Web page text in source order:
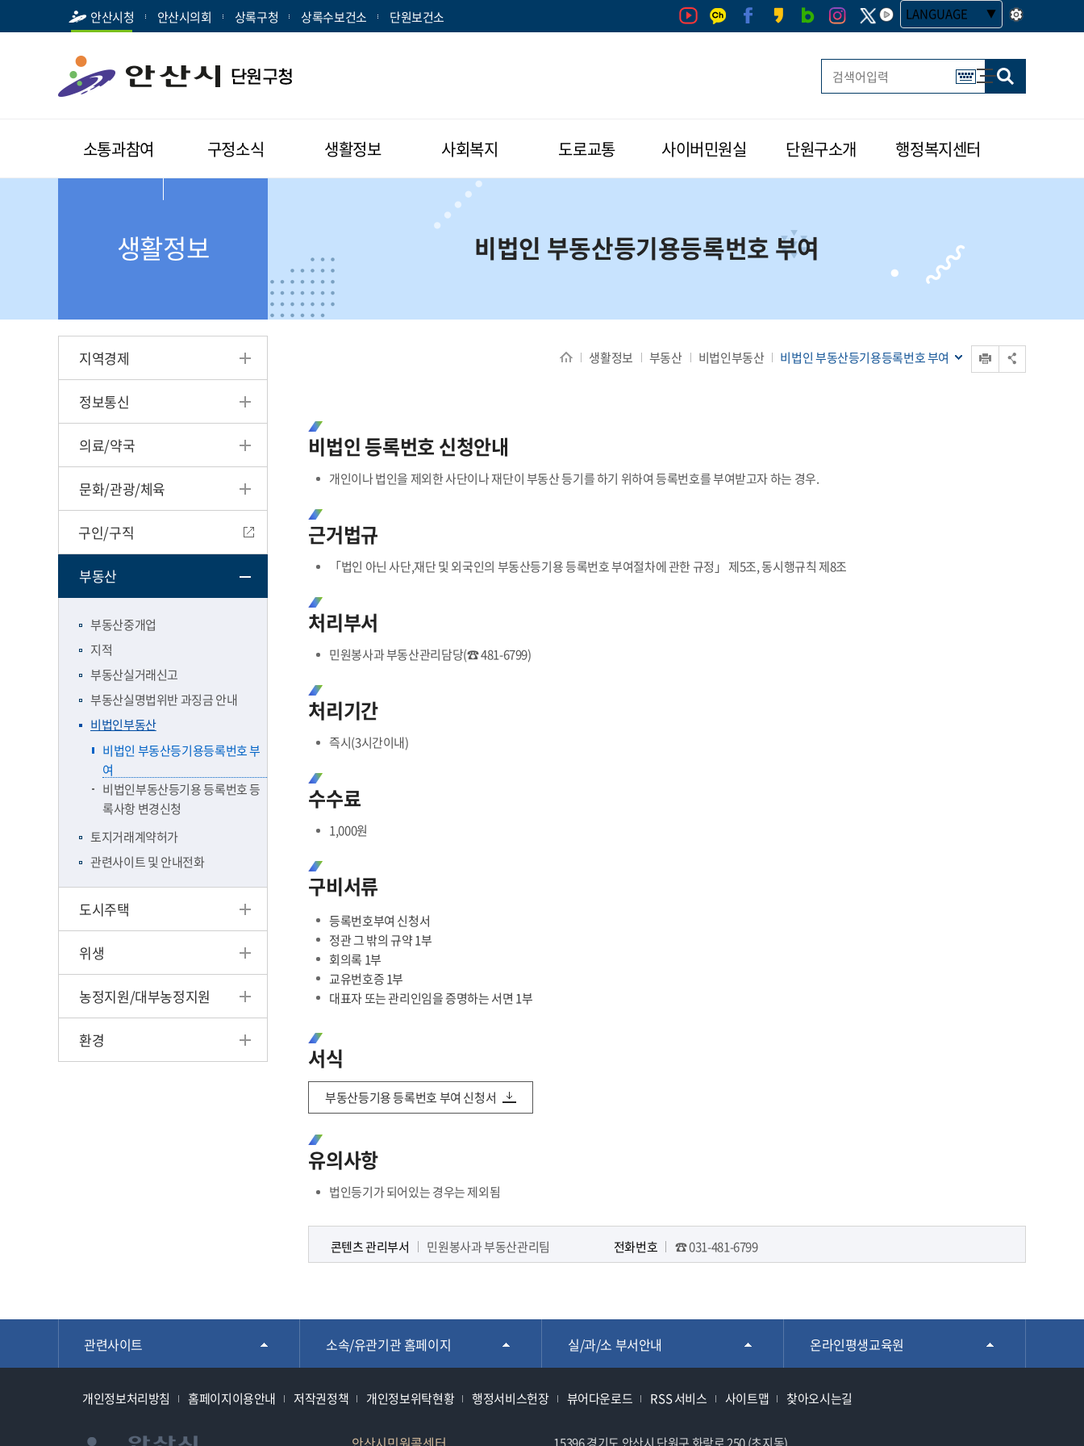
안산시청 안산시의회 상록구청 상록수보건소 단원보건소 LANGUAGE
소통과참여 구정소식 생활정보 사회복지 도로교통 사이버민원실 단원구소개 행정복지센터
생활정보 비법인 부동산등기용등록번호 부여
생활정보 부동산 비법인부동산 비법인 부동산등기용등록번호 부여
지역경제
정보통신
의료/약국
문화/관광/체육
구인/구직
부동산
부동산중개업
지적
부동산실거래신고
부동산실명법위반 과징금 안내
비법인부동산
비법인 부동산등기용등록번호 부
여
비법인부동산등기용 등록번호 등
록사항 변경신청
토지거래계약허가
관련사이트 및 안내전화
도시주택
위생
농정지원/대부농정지원
환경
비법인 등록번호 신청안내
개인이나 법인을 제외한 사단이나 재단이 부동산 등기를 하기 위하여 등록번호를 부여받고자 하는 경우.
근거법규
「법인 아닌 사단,재단 및 외국인의 부동산등기용 등록번호 부여절차에 관한 규정」 제5조, 동시행규칙 제8조
처리부서
민원봉사과 부동산관리담당(☎ 481-6799)
처리기간
즉시(3시간이내)
수수료
1,000원
구비서류
등록번호부여 신청서
정관 그 밖의 규약 1부
회의록 1부
교유번호증 1부
대표자 또는 관리인임을 증명하는 서면 1부
서식
부동산등기용 등록번호 부여 신청서
유의사항
법인등기가 되어있는 경우는 제외됨
콘텐츠 관리부서 민원봉사과 부동산관리팀 전화번호 ☎ 031-481-6799
관련사이트 소속/유관기관 홈페이지 실/과/소 부서안내 온라인평생교육원
개인정보처리방침 홈페이지이용안내 저작권정책 개인정보위탁현황 행정서비스헌장 뷰어다운로드 RSS 서비스 사이트맵 찾아오시는길